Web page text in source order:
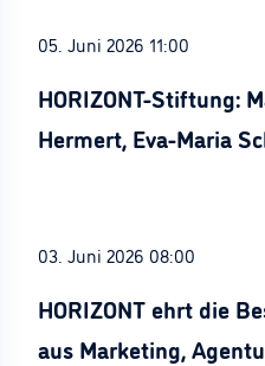
05. Juni 2026 11:00
HORIZONT-Stiftung:
Hermert, Eva-Maria
03. Juni 2026 08:00
HORIZONT ehrt die
aus Marketing,